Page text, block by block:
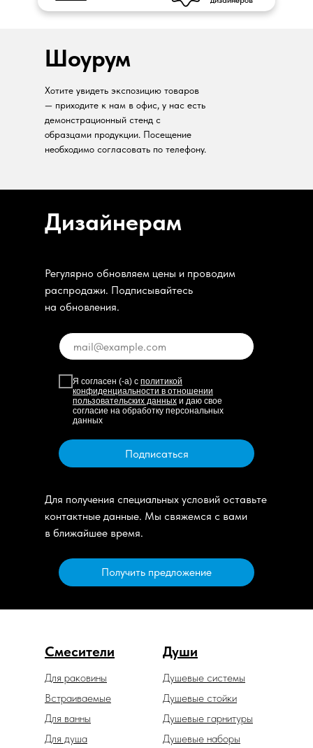
Шоурум
Хотите увидеть экспозицию товаров
— приходите к нам в офис, у нас есть
демонстрационный стенд с
образцами продукции. Посещение
необходимо согласовать по телефону.
Дизайнерам
Регулярно обновляем цены и проводим
распродажи. Подписывайтесь
на обновления.
Я согласен (-а) с политикой
конфиденциальности в отношении
пользовательских данных и даю свое
согласие на обработку персональных
данных
Подписаться
Для получения специальных условий оставьте
контактные данные. Мы свяжемся с вами
в ближайшее время.
Получить предложение
Смесители Души
Душевые гарнитуры
Душевые системы
Душевые наборы
Встраиваемые
Для ванны
Для душа
Для раковины
Душевые стойки